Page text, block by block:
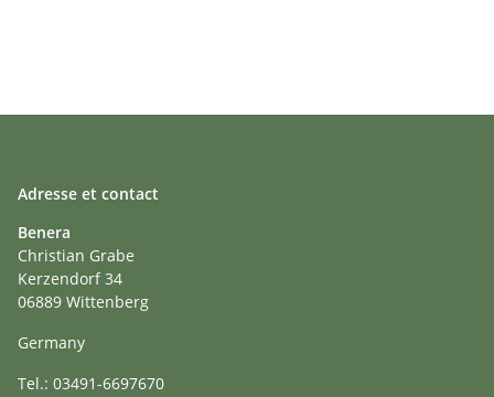
Adresse et contact
Benera
Christian Grabe
Kerzendorf 34
06889 Wittenberg
Germany
Tel.: 03491-6697670